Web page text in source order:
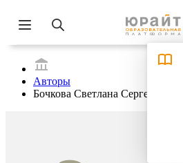
Авторы
Бочкова Светлана Сергеевна